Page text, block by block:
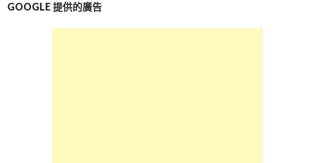
GOOGLE 提供的廣告